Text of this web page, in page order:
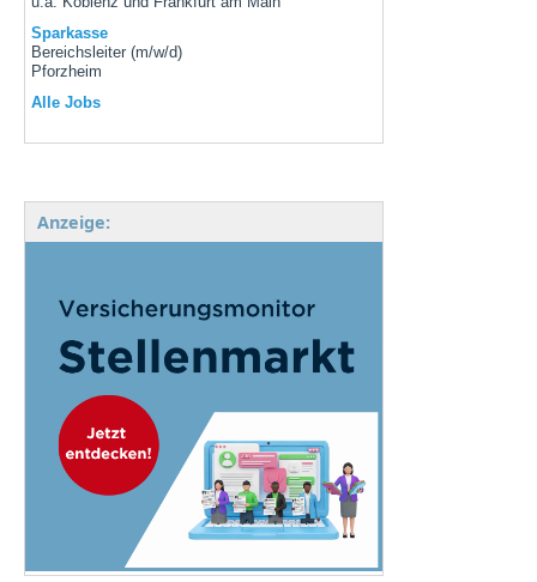
Sparkasse
Bereichsleiter (m/w/d)
Pforzheim
Alle Jobs
Anzeige: